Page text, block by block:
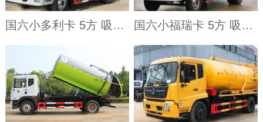
国六小多利卡 5方 吸污车 国六小福瑞卡 5方 吸污车